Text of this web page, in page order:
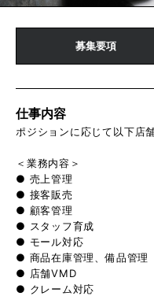
募集要項
仕事内容
ポジションに応じて以下店
＜業務内容＞
● 売上管理
● 接客販売
● 顧客管理
● スタッフ育成
● モール対応
● 商品在庫管理、備品管理
● 店舗VMD
● クレーム対応